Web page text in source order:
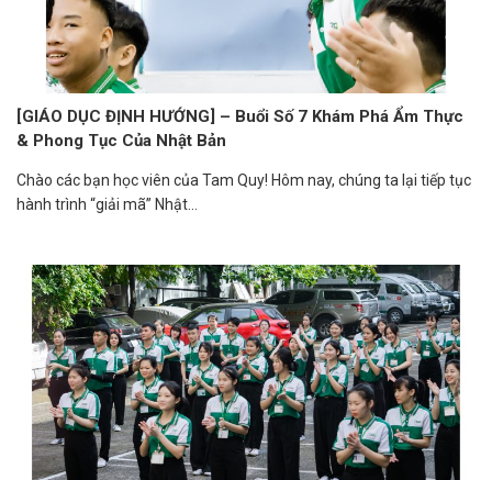
[GIÁO DỤC ĐỊNH HƯỚNG] – Buổi Số 7 Khám Phá Ẩm Thực
& Phong Tục Của Nhật Bản
Chào các bạn học viên của Tam Quy! Hôm nay, chúng ta lại tiếp tục
hành trình “giải mã” Nhật...